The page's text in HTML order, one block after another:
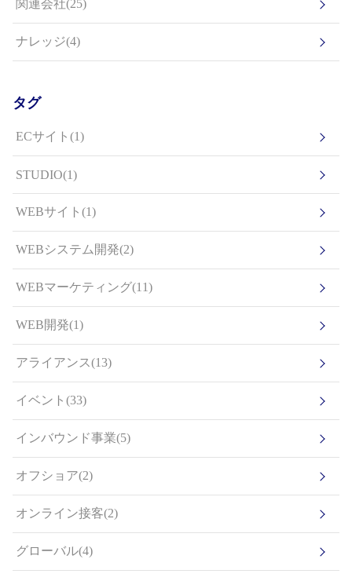
関連会社(25)
ナレッジ(4)
タグ
ECサイト(1)
STUDIO(1)
WEBサイト(1)
WEBシステム開発(2)
WEBマーケティング(11)
WEB開発(1)
アライアンス(13)
イベント(33)
インバウンド事業(5)
オフショア(2)
オンライン接客(2)
グローバル(4)